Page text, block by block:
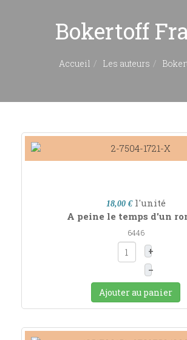
Bokertoff
Accueil Les auteurs
18,00 € l'unité
A peine le temps d'un
6446
+
–
Ajouter au panier